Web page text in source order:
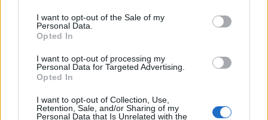
I want to opt-out of the Sale of my
Personal Data.
Opted In
I want to opt-out of processing my
Personal Data for Targeted Advertising.
Opted In
I want to opt-out of Collection, Use,
Retention, Sale, and/or Sharing of my
Personal Data that Is Unrelated with the
Ταϊλάνδη: Στους 9 οι νεκροί μετά τον θάνατο ενός
12χρονου κοριτσιού στην επίθεση με πυροβολισμούς σε
15:40
Κρήτη», μετά τη φωτιά στο νότιο Ρέθυμνο